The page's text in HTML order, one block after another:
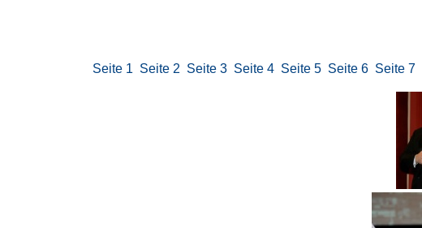
Seite 1 Seite 2 Seite 3 Seite 4 Seite 5 Seite 6 Seite 7